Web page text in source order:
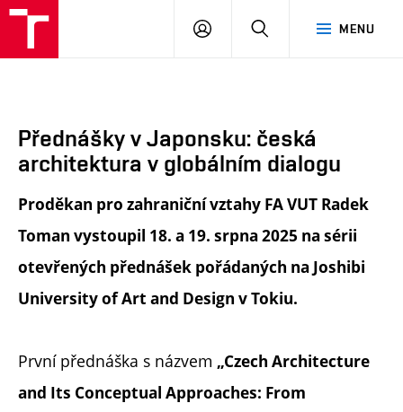
MENU
PŘIHLÁSIT
Přednášky v Japonsku: česká
architektura v globálním dialogu
Proděkan pro zahraniční vztahy FA VUT Radek
Toman vystoupil 18. a 19. srpna 2025 na sérii
otevřených přednášek pořádaných na Joshibi
University of Art and Design v Tokiu.
První přednáška s názvem „Czech Architecture
and Its Conceptual Approaches: From